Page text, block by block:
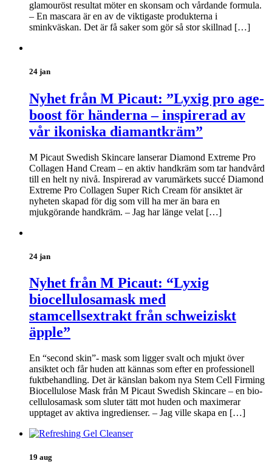
glamouröst resultat möter en skonsam och vårdande formula.
– En mascara är en av de viktigaste produkterna i
sminkväskan. Det är få saker som gör så stor skillnad […]
24 jan
Nyhet från M Picaut: ”Lyxig pro age-
boost för händerna – inspirerad av
vår ikoniska diamantkräm”
M Picaut Swedish Skincare lanserar Diamond Extreme Pro
Collagen Hand Cream – en aktiv handkräm som tar handvård
till en helt ny nivå. Inspirerad av varumärkets succé Diamond
Extreme Pro Collagen Super Rich Cream för ansiktet är
nyheten skapad för dig som vill ha mer än bara en
mjukgörande handkräm. – Jag har länge velat […]
24 jan
Nyhet från M Picaut: “Lyxig
biocellulosamask med
stamcellsextrakt från schweiziskt
äpple”
En “second skin”- mask som ligger svalt och mjukt över
ansiktet och får huden att kännas som efter en professionell
fuktbehandling. Det är känslan bakom nya Stem Cell Firming
Biocellulose Mask från M Picaut Swedish Skincare – en bio-
cellulosamask som sluter tätt mot huden och maximerar
upptaget av aktiva ingredienser. – Jag ville skapa en […]
19 aug